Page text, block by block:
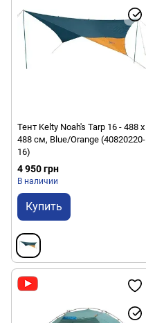
Тент Kelty Noah's Tarp 16 - 488 х
488 см, Blue/Orange (40820220-
16)
4 950 грн
В наличии
Купить